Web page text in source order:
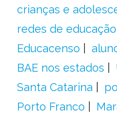
crianças e
redes de educação
Educacenso
BAE nos estados
Santa Catarina
Porto Franco